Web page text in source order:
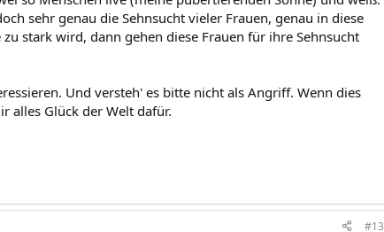
sehr genau die Sehnsucht vieler Frauen, genau in diese
stark wird, dann gehen diese Frauen für ihre Sehnsucht
Und versteh' es bitte nicht als Angriff. Wenn dies
alles Glück der Welt dafür.
#13